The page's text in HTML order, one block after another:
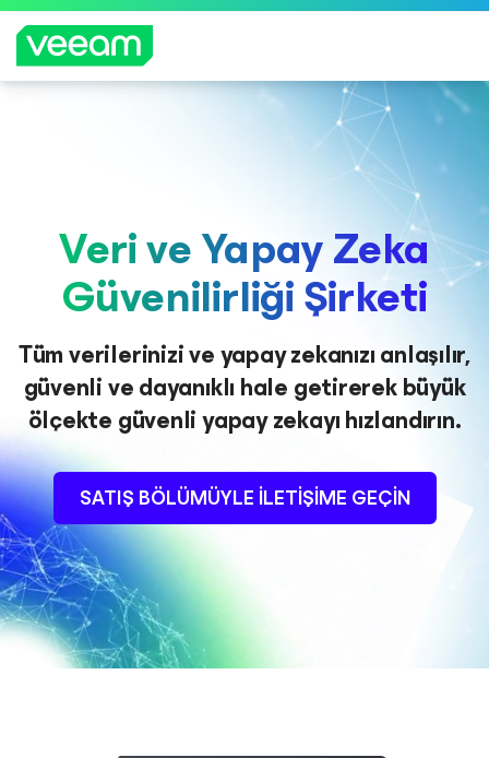
CrowdStrike'ın içerik güncellemesinden etkilenen
müşteriler için Veeam'in rehberliği
FAZLVeri ve Yapay Zeka
Güvenilirliği Şirketi
Tüm verilerinizi ve yapay zekanızı anlaşılır,
güvenli ve dayanıklı hale getirerek büyük
ölçekte güvenli yapay zekayı hızlandırın.
SATIŞ BÖLÜMÜYLE ILETIŞIME GEÇIN